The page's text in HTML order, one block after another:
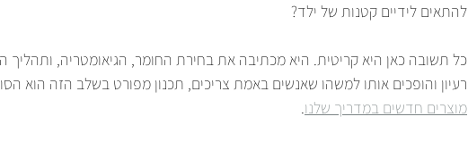
להתאים לידיים קטנות של ילד?
כל תשובה כאן היא קריטית. היא מכתיבה את בחירת החומר, הגיאומטריה, ותהליך
רעיון והופכים אותו למשהו שאנשים באמת צריכים, תכנון מפורט בשלב הזה הוא
מוצרים חדשים במדריך שלנו.